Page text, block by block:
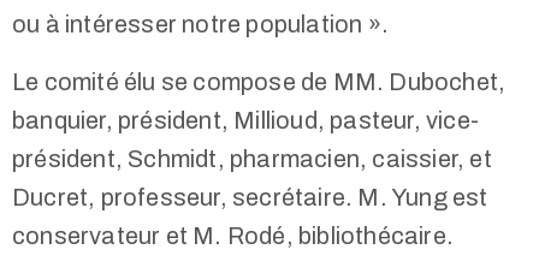
ou à intéresser notre population ».
Le comité élu se compose de MM. Dubochet,
banquier, président, Millioud, pasteur, vice-
président, Schmidt, pharmacien, caissier, et
Ducret, professeur, secrétaire. M. Yung est
conservateur et M. Rodé, bibliothécaire.